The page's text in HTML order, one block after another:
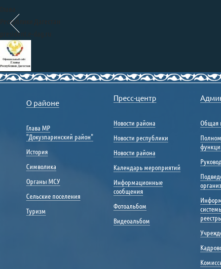
Республики Дагестан
president.e-dag.ru
Правительство
www.e-dag.ru
Единый портал государственных
и муниципальных услуг
gosuslugi.ru
Портал «Общественный
nadzor.e-dag.ru
Портал управления
общественными финансами
«Открытый бюджет»
portal.minfinrd.ru
Каталог информационных
Портал открытых
О районе
Глава МР
"Докузпаринский район"
История
Символика
Органы МСУ
Сельские поселения
Туризм
Пресс-центр
Новости района
Новости республики
Новости района
Календарь мероприятий
Информационные
сообщения
Фотоальбом
Видеоальбом
Общая